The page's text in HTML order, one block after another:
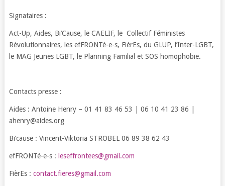
Signataires :
Act-Up, Aides, Bi’Cause, le CAELIF, le Collectif Féministes
Révolutionnaires, les efFRONTé-e-s, FièrEs, du GLUP, l’Inter-LGBT,
le MAG Jeunes LGBT, le Planning Familial et SOS homophobie.
Contacts presse :
Aides : Antoine Henry – 01 41 83 46 53 | 06 10 41 23 86 |
ahenry@aides.org
Bi’cause : Vincent-Viktoria STROBEL 06 89 38 62 43
efFRONTé-e-s : leseffrontees@gmail.com
FièrEs : contact.fieres@gmail.com